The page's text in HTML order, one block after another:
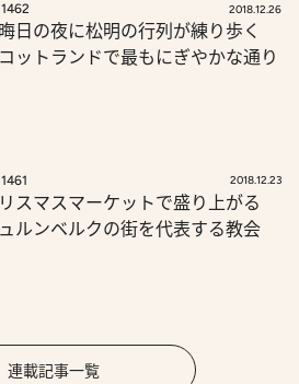
2018.12.26
日の夜に松明の行列が練り歩く
ットランドで最もにぎやかな通り
2018.12.23
スマスマーケットで盛り上がる
ルンベルクの街を代表する教会
連載記事一覧